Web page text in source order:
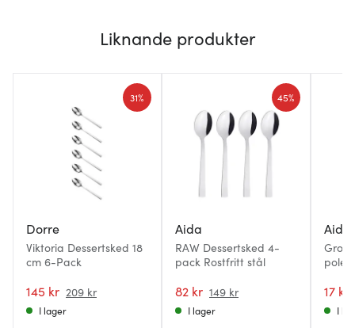
Liknande produkter
Dorre
Viktoria Dessertsked 18
cm 6-Pack
145 kr 209 kr
31%
I lager
Aida
RAW Dessertsked 4-
pack Rostfritt stål
82 kr 149 kr
45%
I lager
Aida
17 kr
I